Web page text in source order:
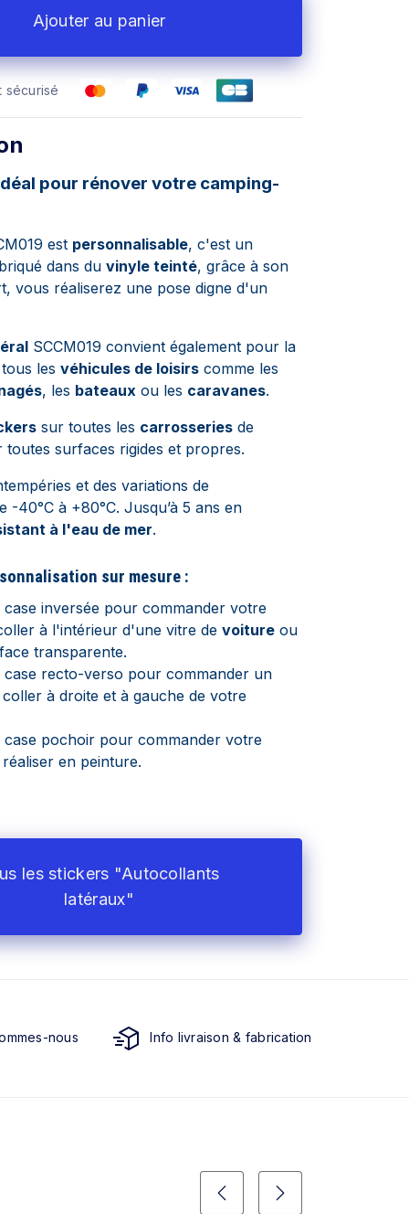
Ajouter au panier
sécurisé
pour rénover votre camping-
est personnalisable, c'est un
dans du vinyle teinté, grâce à son
vous réaliserez une pose digne d'un
SCCM019 convient également pour la
les véhicules de loisirs comme les
, les bateaux ou les caravanes.
sur toutes les carrosseries de
toutes surfaces rigides et propres.
et des variations de
-40°C à +80°C. Jusqu’à 5 ans en
à l'eau de mer.
sur mesure :
case inversée pour commander votre
à l'intérieur d'une vitre de voiture ou
transparente.
case recto-verso pour commander un
à droite et à gauche de votre
case pochoir pour commander votre
en peinture.
les stickers "Autocollants
latéraux"
nous Info livraison & fabrication